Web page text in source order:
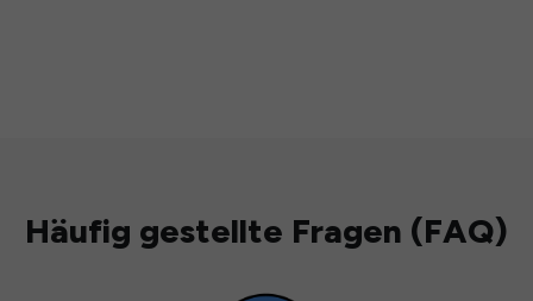
Häufig gestellte Fragen (FAQ)